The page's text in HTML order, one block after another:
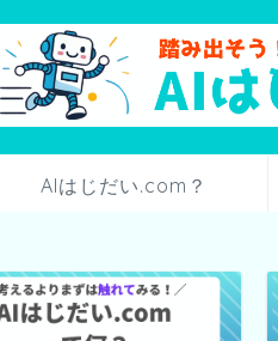
AIはじだい.com？